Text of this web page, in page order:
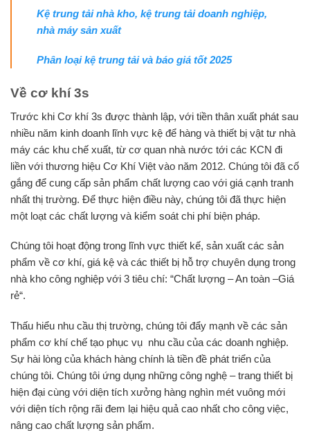
Kệ trung tải nhà kho, kệ trung tải doanh nghiệp,
nhà máy sản xuất
Phân loại kệ trung tải và báo giá tốt 2025
Về cơ khí 3s
Trước khi Cơ khí 3s được thành lập, với tiền thân xuất phát sau
nhiều năm kinh doanh lĩnh vực kệ để hàng và thiết bị vật tư nhà
máy các khu chế xuất, từ cơ quan nhà nước tới các KCN đi
liền với thương hiệu Cơ Khí Việt vào năm 2012. Chúng tôi đã cố
gắng để cung cấp sản phẩm chất lượng cao với giá cạnh tranh
nhất thị trường. Để thực hiện điều này, chúng tôi đã thực hiện
một loạt các chất lượng và kiểm soát chi phí biện pháp.
Chúng tôi hoạt động trong lĩnh vực thiết kế, sản xuất các sản
phẩm về cơ khí, giá kệ và các thiết bị hỗ trợ chuyên dụng trong
nhà kho công nghiệp với 3 tiêu chí: “Chất lượng – An toàn –Giá
rẻ“.
Thấu hiểu nhu cầu thị trường, chúng tôi đẩy mạnh về các sản
phẩm cơ khí chế tạo phục vụ nhu cầu của các doanh nghiệp.
Sự hài lòng của khách hàng chính là tiền đề phát triển của
chúng tôi. Chúng tôi ứng dụng những công nghệ – trang thiết bị
hiện đại cùng với diện tích xưởng hàng nghìn mét vuông mới
với diện tích rộng rãi đem lại hiệu quả cao nhất cho công việc,
nâng cao chất lượng sản phẩm.